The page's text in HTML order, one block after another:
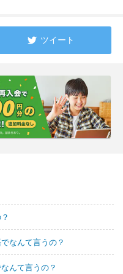
ツイート
なんて言うの？
んて言うの？